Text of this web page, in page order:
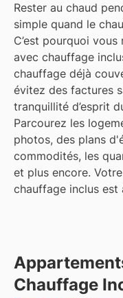
Rester au chaud
simple quand le
C’est pourquoi
avec chauffage
chauffage déjà
évitez des factures
tranquillité d’esprit
Parcourez les
photos, des plans
commodités, les
et plus encore.
chauffage inclus est
Chauffage